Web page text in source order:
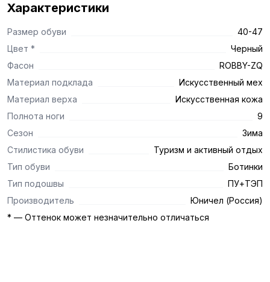
Характеристики
Размер обуви
40-47
Цвет *
Черный
Фасон
ROBBY-ZQ
Материал подклада
Искусственный мех
Материал верха
Искусственная кожа
Полнота ноги
9
Сезон
Зима
Стилистика обуви
Туризм и активный отдых
Тип обуви
Ботинки
Тип подошвы
ПУ+ТЭП
Производитель
Юничел (Россия)
* — Оттенок может незначительно отличаться